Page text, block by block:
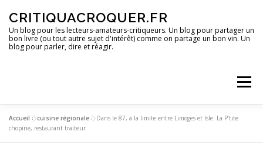
contenu
CRITIQUACROQUER.FR
Un blog pour les lecteurs-amateurs-critiqueurs. Un blog pour partager un
bon livre (ou tout autre sujet d'intérêt) comme on partage un bon vin. Un
blog pour parler, dire et réagir.
Menu
ACCUEIL UN BLOG ?
Accueil »cuisine régionale »Dans le 87, à la limite entre Limoges et Isle: La P’tite
chopine, restaurant traiteur